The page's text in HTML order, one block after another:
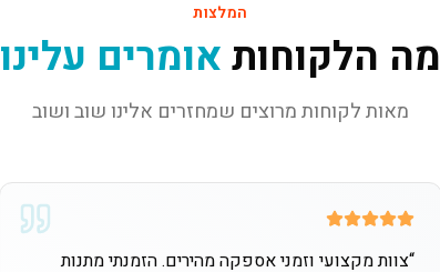
המלצות
מה הלקוחותאומרים עלינו
מאות לקוחות מרוצים שמחזרים אלינו שוב ושוב
“צוות מקצועי וזמני אספקה מהירים. הזמנתי מתנות